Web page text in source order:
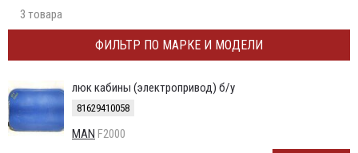
3 товара
ФИЛЬТР ПО МАРКЕ И МОДЕЛИ
люк кабины (электропривод) б/у
81629410058
MAN F2000